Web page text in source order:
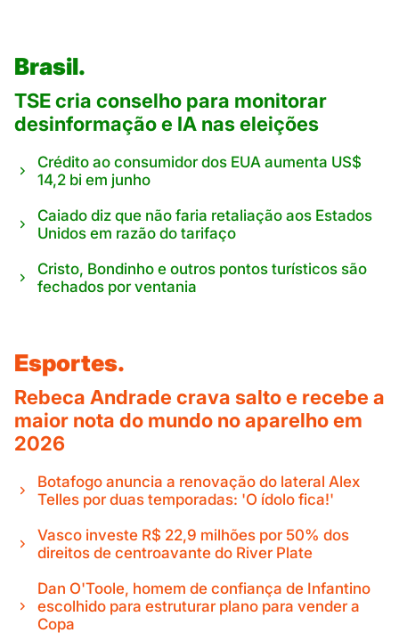
Brasil.
TSE cria conselho para monitorar
desinformação e IA nas eleições
Crédito ao consumidor dos EUA aumenta US$
14,2 bi em junho
Caiado diz que não faria retaliação aos Estados
Unidos em razão do tarifaço
Cristo, Bondinho e outros pontos turísticos são
fechados por ventania
Esportes.
Rebeca Andrade crava salto e recebe a
maior nota do mundo no aparelho em
2026
Botafogo anuncia a renovação do lateral Alex
Telles por duas temporadas: 'O ídolo fica!'
Vasco investe R$ 22,9 milhões por 50% dos
direitos de centroavante do River Plate
Dan O'Toole, homem de confiança de Infantino
escolhido para estruturar plano para vender a
Copa